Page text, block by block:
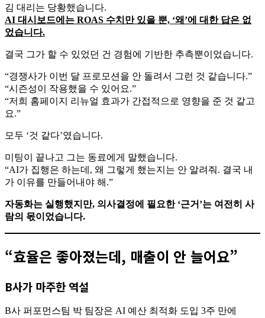
김 대리는 당황했습니다.
AI 대시보드에는 ROAS 수치만 있을 뿐, ‘왜’에 대한 답은 없
었습니다.
결국 그가 할 수 있었던 건 경험에 기반한 추측뿐이었습니다.
“경쟁사가 이번 달 프로모션을 안 돌려서 그런 것 같습니다.”
“시즌성이 작용했을 수 있어요.”
“저희 홈페이지 리뉴얼 효과가 간접적으로 영향을 준 것 같고
요.”
모두 ‘것 같다’였습니다.
미팅이 끝나고 그는 동료에게 말했습니다.
“AI가 집행은 하는데, 왜 그렇게 했는지는 안 알려줘. 결국 내
가 이유를 만들어내야 해.”
자동화는 실행했지만, 의사결정에 필요한 ‘근거’는 여전히 사
람의 몫이었습니다.
“효율은 좋아졌는데, 매출이 안 늘어요”
B사가 마주한 역설
B사 퍼포먼스팀 박 팀장은 AI 예산 최적화 도입 3주 만에